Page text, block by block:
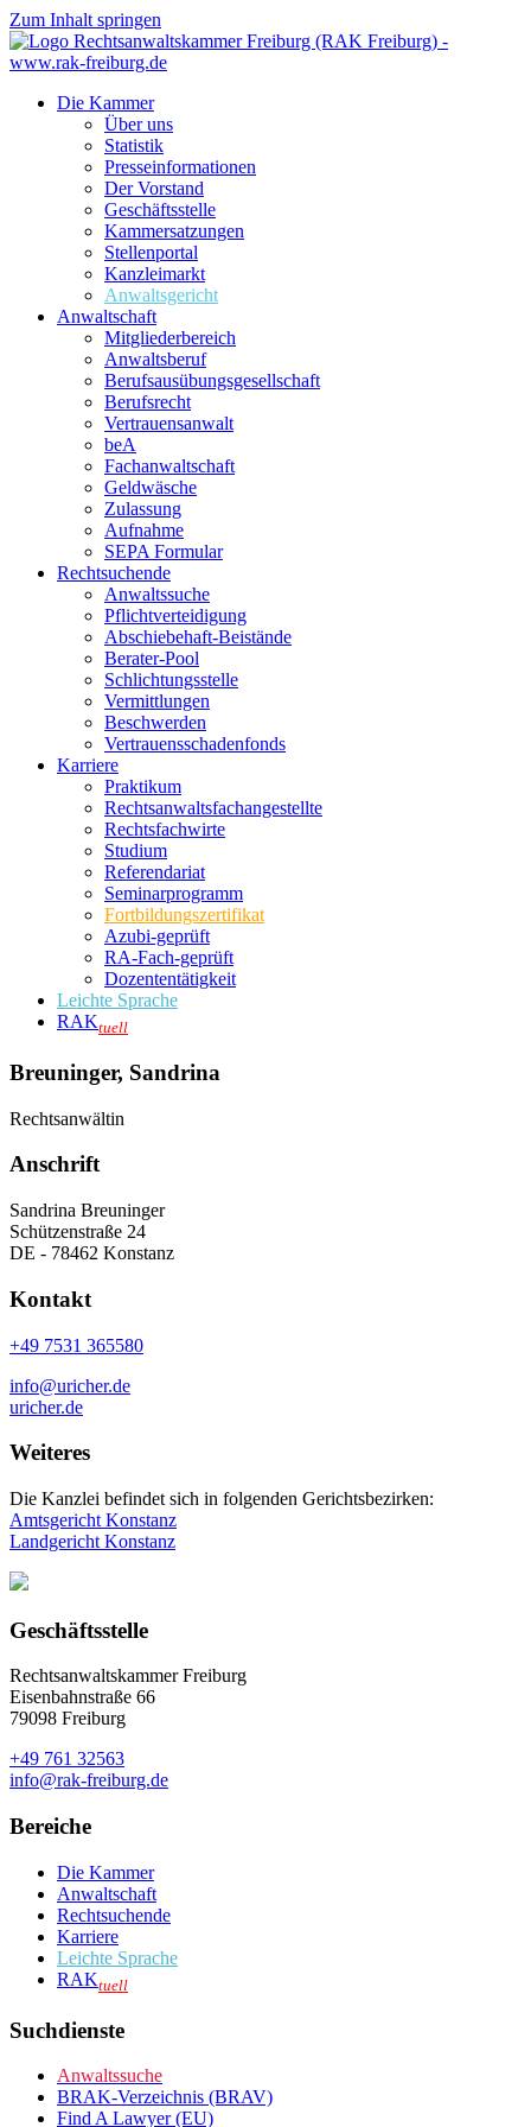
Zum Inhalt springen
Die Kammer
Über uns
Statistik
Presseinformationen
Der Vorstand
Geschäftsstelle
Kammersatzungen
Stellenportal
Kanzleimarkt
Anwaltsgericht
Anwaltschaft
Mitgliederbereich
Anwaltsberuf
Berufsausübungs­gesellschaft
Berufsrecht
Vertrauensanwalt
beA
Fachanwaltschaft
Geldwäsche
Zulassung
Aufnahme
SEPA Formular
Rechtsuchende
Anwaltssuche
Pflichtverteidigung
Abschiebehaft-Beistände
Berater-Pool
Schlichtungsstelle
Vermittlungen
Beschwerden
Vertrauensschadenfonds
Karriere
Praktikum
Rechtsanwalts­fachangestellte
Rechtsfachwirte
Studium
Referendariat
Seminarprogramm
Fortbildungszertifikat
Azubi-geprüft
RA-Fach-geprüft
Dozententätigkeit
Leichte Sprache
RAKtuell
Breuninger, Sandrina
Rechtsanwältin
Anschrift
Sandrina Breuninger
Schützenstraße 24
DE - 78462 Konstanz
Kontakt
+49 7531 365580
info@uricher.de
uricher.de
Weiteres
Die Kanzlei befindet sich in folgenden Gerichtsbezirken:
Amtsgericht Konstanz
Landgericht Konstanz
Geschäftsstelle
Rechtsanwaltskammer Freiburg
Eisenbahnstraße 66
79098 Freiburg
+49 761 32563
info@rak-freiburg.de
Bereiche
Die Kammer
Anwaltschaft
Rechtsuchende
Karriere
Leichte Sprache
RAKtuell
Suchdienste
Anwaltssuche
BRAK-Verzeichnis (BRAV)
Find A Lawyer (EU)